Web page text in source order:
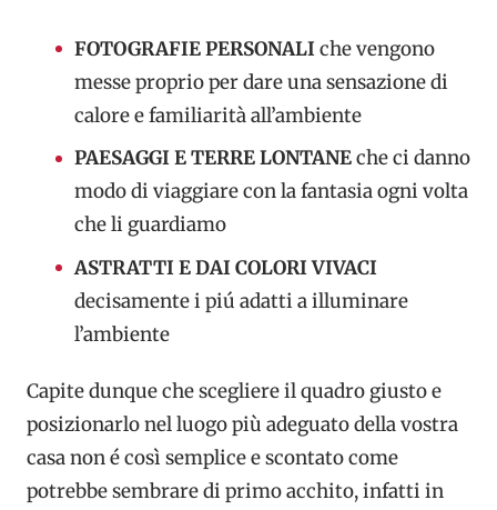
FOTOGRAFIE PERSONALIche vengono
messe proprio per dare una sensazione di
calore e familiarità all’ambiente
PAESAGGI E TERRE LONTANEche ci danno
modo di viaggiare con la fantasia ogni volta
che li guardiamo
ASTRATTI E DAI COLORI VIVACI
decisamente i piú adatti a illuminare
l’ambiente
Capite dunque che scegliere il quadro giusto e
posizionarlo nel luogo più adeguato della vostra
casa non é così semplice e scontato come
potrebbe sembrare di primo acchito, infatti in